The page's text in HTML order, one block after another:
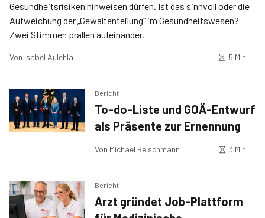
Gesundheitsrisiken hinweisen dürfen. Ist das sinnvoll oder die
Aufweichung der „Gewaltenteilung“ im Gesundheitswesen?
Zwei Stimmen prallen aufeinander.
Von Isabel Aulehla 5 Min
Bericht
To-do-Liste und GOÄ-Entwurf
als Präsente zur Ernennung
Von Michael Reischmann 3 Min
Bericht
Arzt gründet Job-Plattform